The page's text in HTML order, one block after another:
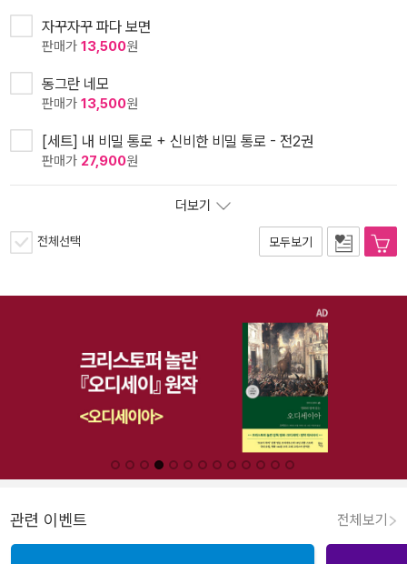
자꾸자꾸 파다 보면
판매가 13,500원
동그란 네모
판매가 13,500원
[세트] 내 비밀 통로 + 신비한 비밀 통로 - 전2권
판매가 27,900원
더보기
전체선택 모두보기
관련 이벤트 전체보기